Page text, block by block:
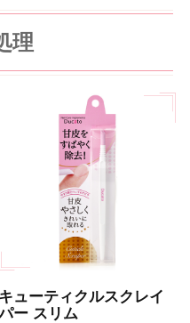
理
キューティクルスクレイ
ー スリム